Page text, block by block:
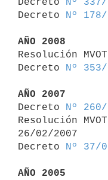
Decreto
Nº
AÑO 2008
Resolución
Decreto
Nº
AÑO 2007
Decreto
Nº
Resolución
26/02/2007
Decreto
Nº 37/
AÑO 2005